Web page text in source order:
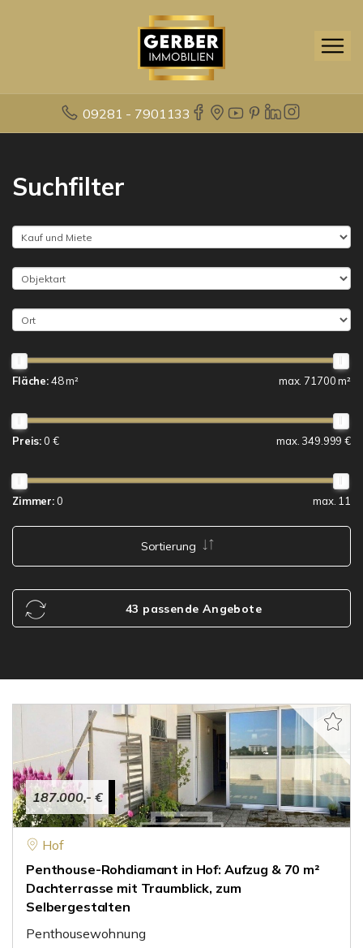
09281 - 7901133
Suchfilter
Fläche:48 m² max. 71700 m²
Preis: 0 € max. 349.999 €
Zimmer: 0 max. 11
Sortierung
43 passende Angebote
187.000,- €
Hof
Penthouse-Rohdiamant in Hof: Aufzug & 70 m²
Dachterrasse mit Traumblick, zum
Selbergestalten
Penthousewohnung